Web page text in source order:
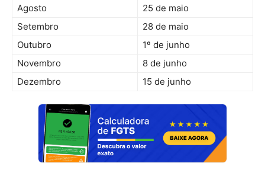
Agosto
25 de maio
Setembro
28 de maio
Outubro
1º de junho
Novembro
8 de junho
Dezembro
15 de junho